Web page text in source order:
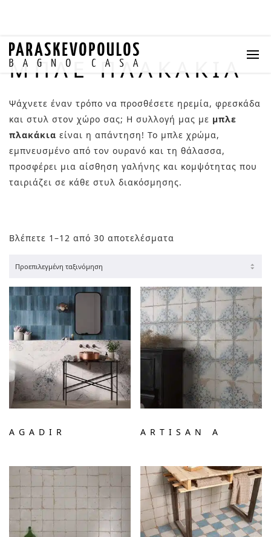
ΜΠΛΕ ΠΛΑΚΆΚΙΑ
Ψάχνετε έναν τρόπο να προσθέσετε ηρεμία, φρεσκάδα
και στυλ στον χώρο σας; Η συλλογή μας με μπλε
πλακάκια είναι η απάντηση! Το μπλε χρώμα,
εμπνευσμένο από τον ουρανό και τη θάλασσα,
προσφέρει μια αίσθηση γαλήνης και κομψότητας που
ταιριάζει σε κάθε στυλ διακόσμησης.
Βλέπετε 1–12 από 30 αποτελέσματα
AGADIR ARTISAN A